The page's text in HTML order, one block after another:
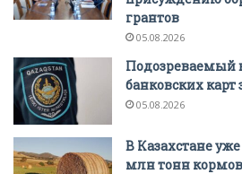
грантов
05.08.2026
Подозреваемый
банковских карт
05.08.2026
В Казахстане
млн тонн кормов